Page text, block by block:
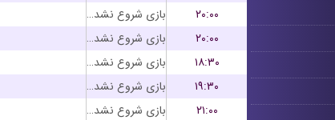
بازی شروع نشده است
۲۰:۰۰
بازی شروع نشده است
۲۰:۰۰
بازی شروع نشده است
۱۸:۳۰
بازی شروع نشده است
۱۹:۳۰
بازی شروع نشده است
۲۱:۰۰